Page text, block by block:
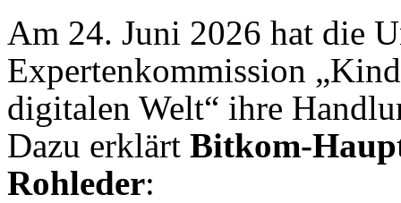
Am 24. Juni 2026 hat die
Expertenkommission
digitalen Welt“ ihre
Dazu erklärt Bitkom-
Rohleder: